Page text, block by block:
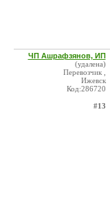
ЧП Ашрафзянов, ИП
(удалена)
Перевозчик ,
Ижевск
Код:286720
#13